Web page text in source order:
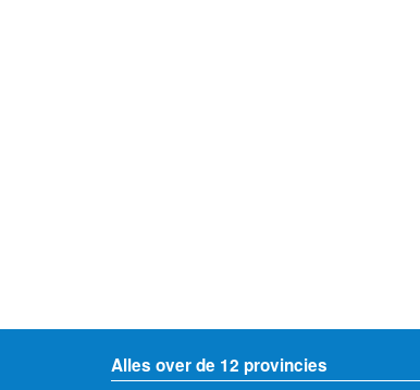
Alles over de 12 provincies